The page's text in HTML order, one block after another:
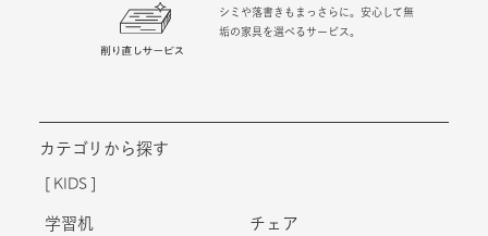
シミや落書きもまっさらに。安心して無
垢の家具を選べるサービス。
カテゴリから探す
KIDS
学習机 チェア